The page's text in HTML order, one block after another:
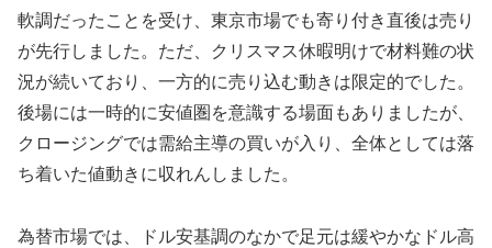
軟調だったことを受け、東京市場でも寄り付き直後は売り
が先行しました。ただ、クリスマス休暇明けで材料難の状
況が続いており、一方的に売り込む動きは限定的でした。
後場には一時的に安値圏を意識する場面もありましたが、
クロージングでは需給主導の買いが入り、全体としては落
ち着いた値動きに収れんしました。
為替市場では、ドル安基調のなかで足元は緩やかなドル高